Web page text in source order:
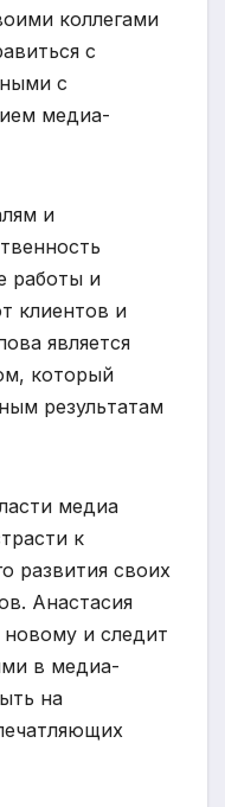
коллегами
с
с
медиа-
и
работы и
клиентов и
является
который
результатам
медиа
к
развития своих
Анастасия
и следит
в медиа-
на